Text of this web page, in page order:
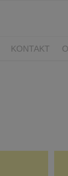
KONTAKT